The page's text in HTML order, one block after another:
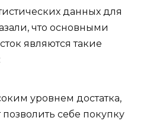
данных для
что основными
являются такие
уровнем достатка,
позволить себе покупку